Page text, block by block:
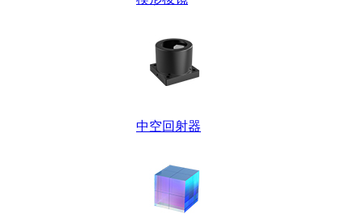
中空回射器